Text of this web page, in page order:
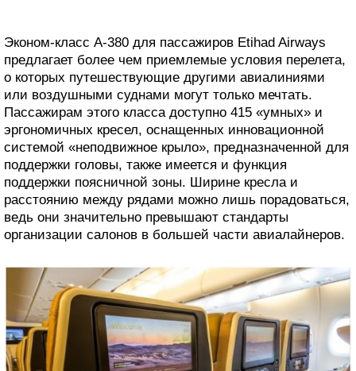
Эконом-класс A-380 для пассажиров Etihad Airways
предлагает более чем приемлемые условия перелета,
о которых путешествующие другими авиалиниями
или воздушными суднами могут только мечтать.
Пассажирам этого класса доступно 415 «умных» и
эргономичных кресел, оснащенных инновационной
системой «неподвижное крыло», предназначенной для
поддержки головы, также имеется и функция
поддержки поясничной зоны. Ширине кресла и
расстоянию между рядами можно лишь порадоваться,
ведь они значительно превышают стандарты
организации салонов в большей части авиалайнеров.